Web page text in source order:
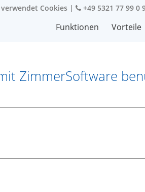
verwendet Cookies | +49 5321 77 99 0
Funktionen Vorteile
ZimmerSoftware